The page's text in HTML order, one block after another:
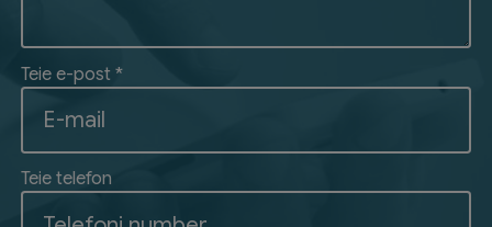
Teie e-post *
Teie telefon